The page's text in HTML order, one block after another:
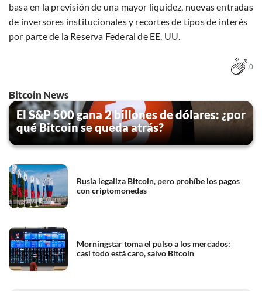
basa en la previsión de una mayor liquidez, nuevas entradas
de inversores institucionales y recortes de tipos de interés
por parte de la Reserva Federal de EE. UU.
0
Bitcoin News
El S&P 500 gana 2 billones de dólares: ¿por
qué Bitcoin se queda atrás?
Rusia legaliza Bitcoin, pero prohíbe los pagos
con criptomonedas
Morningstar toma el pulso a los mercados:
casi todo está caro, salvo Bitcoin